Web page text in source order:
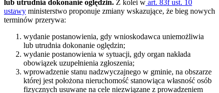
lub utrudnia dokonanie oględzin. Z kolei w art. 83f ust. 10
ustawy ministerstwo proponuje zmiany wskazujące, że bieg nowych
terminów przerywa:
wydanie postanowienia, gdy wnioskodawca uniemożliwia
lub utrudnia dokonanie oględzin;
wydanie postanowienia w sytuacji, gdy organ nakłada
obowiązek uzupełnienia zgłoszenia;
wprowadzenie stanu nadzwyczajnego w gminie, na obszarze
której jest położona nieruchomość stanowiąca własność osób
fizycznych usuwane na cele niezwiązane z prowadzeniem